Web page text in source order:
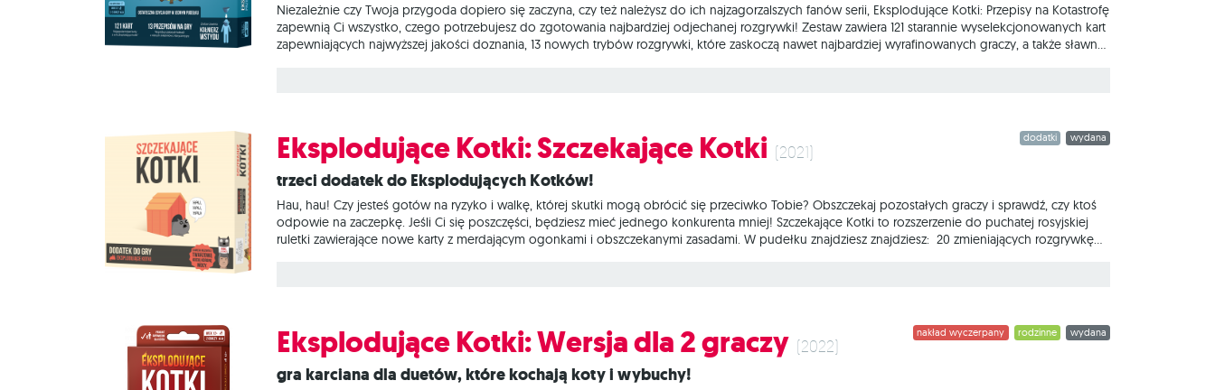
Niezależnie czy Twoja przygoda dopiero się zaczyna, czy też należysz do ich najzagorzalszych fanów serii, Eksplodujące Kotki: Przepisy na Kotastrofę
zapewnią Ci wszystko, czego potrzebujesz do zgotowania najbardziej odjechanej rozgrywki! Zestaw zawiera 121 starannie wyselekcjonowanych kart
zapewniających najwyższej jakości doznania, 13 nowych trybów rozgrywki, które zaskoczą nawet najbardziej wyrafinowanych graczy, a także sławny i
wydana
dodatki
Eksplodujące Kotki: Szczekające Kotki (2021)
Trzeci dodatek do Eksplodujących Kotków!
Hau, hau! Czy jesteś gotów na ryzyko i walkę, której skutki mogą obrócić się przeciwko Tobie? Obszczekaj pozostałych graczy i sprawdź, czy ktoś
odpowie na zaczepkę. Jeśli Ci się poszczęści, będziesz mieć jednego konkurenta mniej! Szczekające Kotki to rozszerzenie do puchatej rosyjskiej
ruletki zawierające nowe karty z merdającym ogonkami i obszczekanymi zasadami. W pudełku znajdziesz znajdziesz: 20 zmieniających rozgrywkę
wydana
rodzinne
nakład wyczerpany
Eksplodujące Kotki: Wersja dla 2 graczy (2022)
Gra karciana dla duetów, które kochają koty i wybuchy!